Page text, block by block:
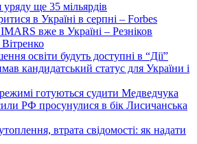
ще 35 мільярдів
в Україні в серпні – Forbes
вже в Україні – Резніков
освіти будуть доступні в “Дії”
кандидатський статус для України і
готуються судити Медведчука
РФ просунулися в бік Лисичанська
втрата свідомості: як надати